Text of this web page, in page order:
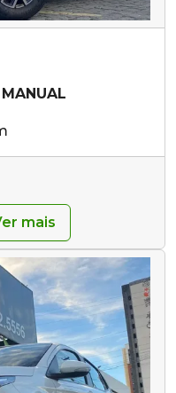
MANUAL
mais